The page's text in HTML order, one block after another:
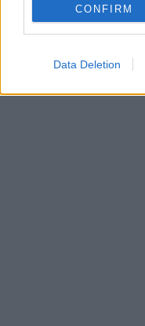
CONFIRM
Data Deletion